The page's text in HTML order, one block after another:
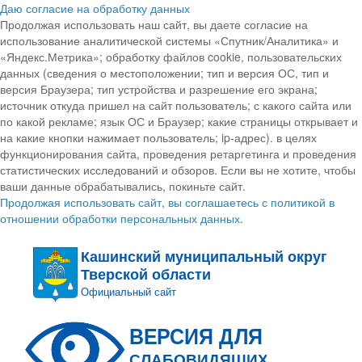
Даю согласие на обработку данных
Продолжая использовать наш сайт, вы даете согласие на
использование аналитической системы «Спутник/Аналитика» и
«Яндекс.Метрика»; обработку файлов cookie, пользовательских
данных (сведения о местоположении; тип и версия ОС, тип и
версия Браузера; тип устройства и разрешение его экрана;
источник откуда пришел на сайт пользователь; с какого сайта или
по какой рекламе; язык ОС и Браузер; какие страницы открывает и
на какие кнопки нажимает пользователь; ip-адрес). в целях
функционирования сайта, проведения ретаргетинга и проведения
статистических исследований и обзоров. Если вы не хотите, чтобы
ваши данные обрабатывались, покиньте сайт.
Продолжая использовать сайт, вы соглашаетесь с политикой в
отношении обработки персональных данных.